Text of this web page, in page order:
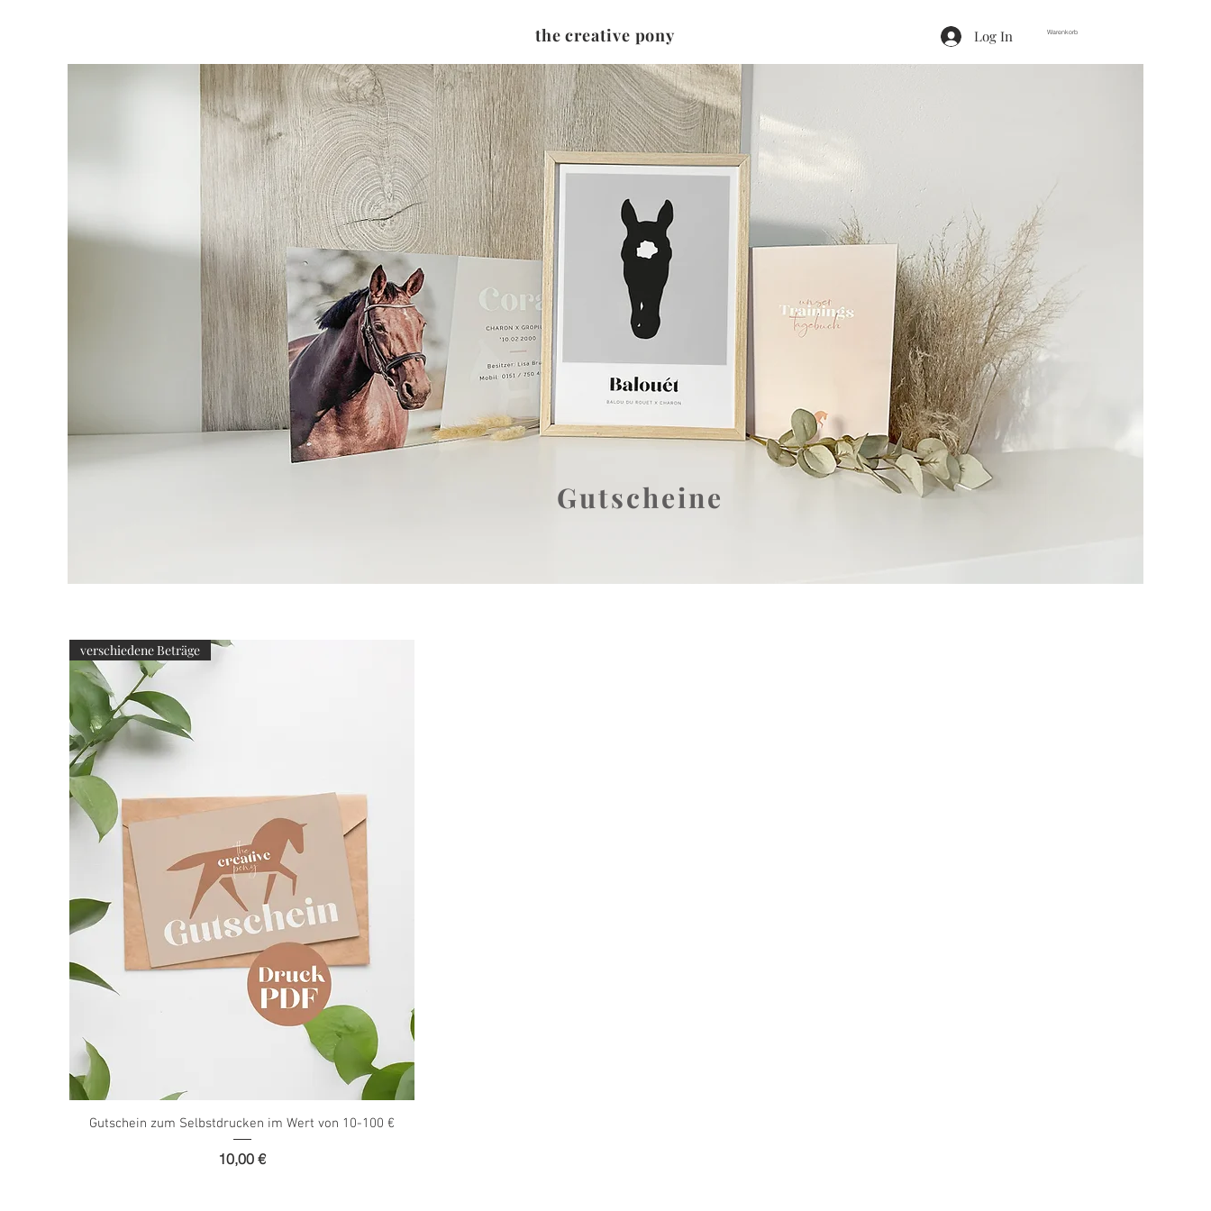
Warenkorb
Log In
the creative pony
Gutscheine
Schnellansicht
verschiedene Beträge
Gutschein zum Selbstdrucken im Wert von 10-100 €
Preis
10,00 €